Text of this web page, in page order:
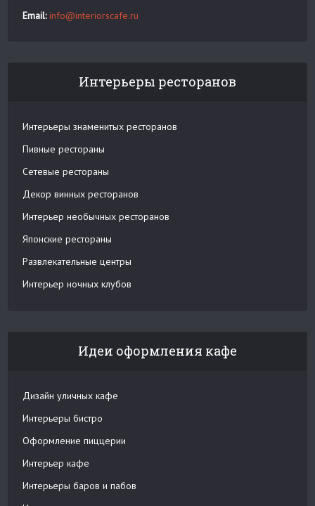
Email: info@interiorscafe.ru
Интерьеры ресторанов
Интерьеры знаменитых ресторанов
Пивные рестораны
Сетевые рестораны
Декор винных ресторанов
Интерьер необычных ресторанов
Японские рестораны
Развлекательные центры
Интерьер ночных клубов
Идеи оформления кафе
Дизайн уличных кафе
Интерьеры бистро
Оформление пиццерии
Интерьер кафе
Интерьеры баров и пабов